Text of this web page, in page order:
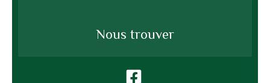
Nous trouver